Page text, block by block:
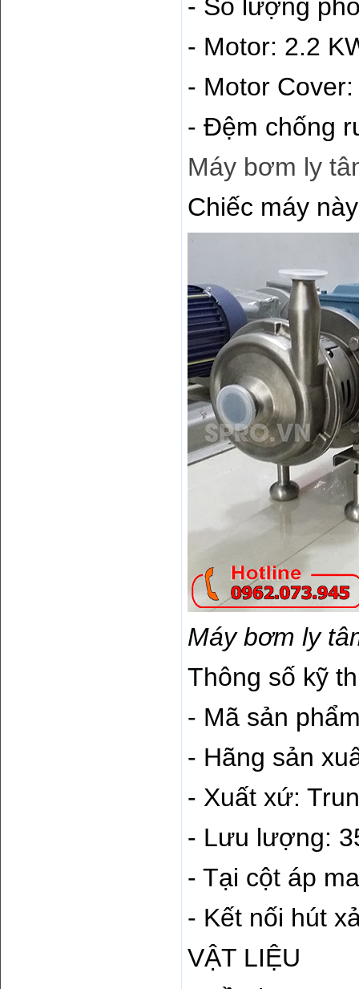
- Số lượng
- Motor: 2.2
- Motor
- Đệm chống
Máy bơm ly
Chiếc máy
Máy bơm ly
Thông số kỹ
- Mã sản
- Hãng sản
- Xuất xứ:
- Lưu lượng:
- Tại cột áp
- Kết nối hút
VẬT LIỆU